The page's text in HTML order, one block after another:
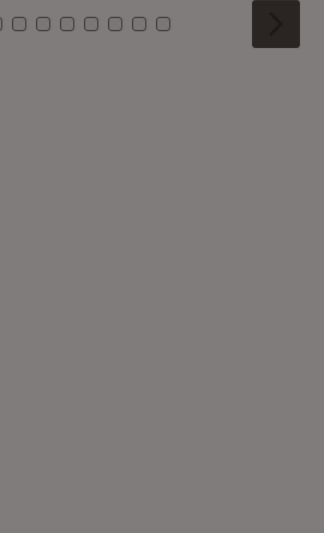
0 1
Kachel: 2
Zu Kachel: 3
Zu Kachel: 4
Zu Kachel: 5
Zu Kachel: 6
Zu Kachel: 7
Zu Kachel: 8
Zu Kachel: 9